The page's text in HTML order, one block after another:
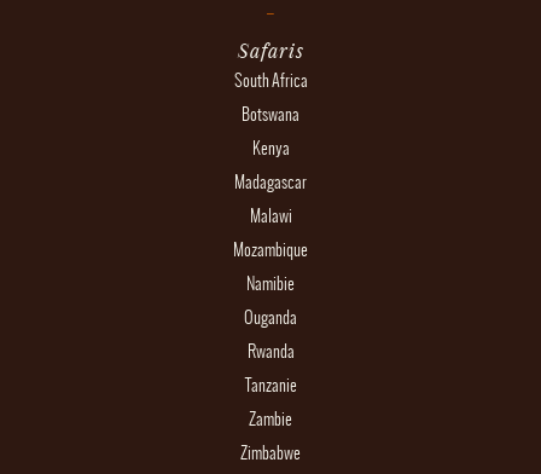
Safaris
South Africa
Botswana
Kenya
Madagascar
Malawi
Mozambique
Namibie
Ouganda
Rwanda
Tanzanie
Zambie
Zimbabwe